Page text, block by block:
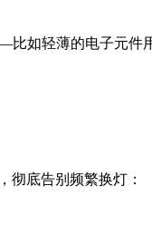
轻薄的电子元件
底告别频繁换灯：